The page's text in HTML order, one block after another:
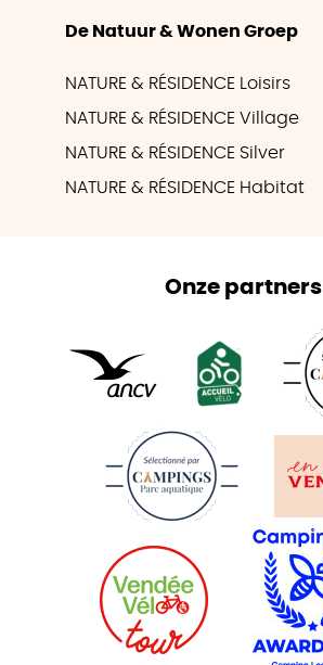
De Natuur & Wonen Groep
NATURE & RÉSIDENCE Loisirs
NATURE & RÉSIDENCE Village
NATURE & RÉSIDENCE Silver
NATURE & RÉSIDENCE Habitat
Onze partners